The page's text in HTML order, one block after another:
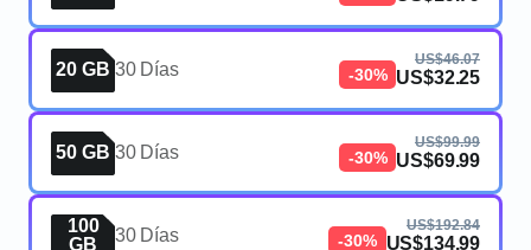
20 GB 30 Días -30%
US$46.07
US$32.25
50 GB 30 Días -30%
US$99.99
US$69.99
100
GB
30 Días -30%
US$192.84
US$134.99